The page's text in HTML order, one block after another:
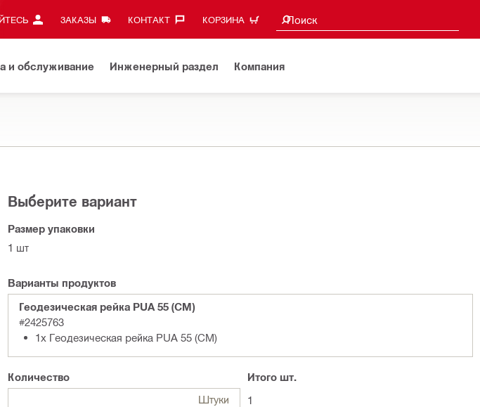
ЗАКАЗЫ КОНТАКТ‎ КОРЗИНА Поиск
Поиск предложений
и обслуживание Инженерный раздел Компания
Выберите вариант
Размер упаковки
1 шт
Варианты продуктов
Геодезическая рейка PUA 55 (CM)
#2425763
1x Геодезическая рейка PUA 55 (CM)
Количество
Штуки
Итого шт.
1